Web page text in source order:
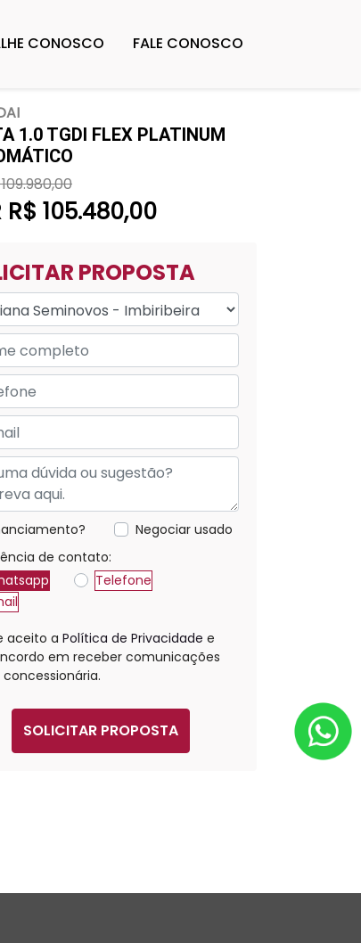
CONOSCO FALE CONOSCO
1.0 TGDI FLEX PLATINUM
R$ 105.480,00
PROPOSTA
Negociar usado
de contato:
Telefone
aceito a Política de Privacidade e
em receber comunicações
concessionária.
SOLICITAR PROPOSTA